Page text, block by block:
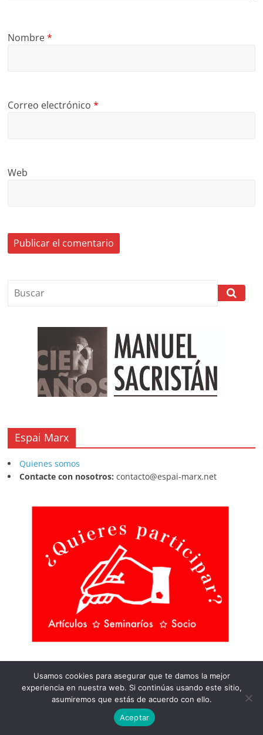
Nombre*
Correo electrónico*
Web
Espai Marx
Quienes somos
Contacte con nosotros: contacto@espai-marx.net
Suscríbete a nuestra gaceta electrónica
(semanal y gratuita)
Usamos cookies para asegurar que te damos la mejor
experiencia en nuestra web. Si continúas usando este sitio,
asumiremos que estás de acuerdo con ello.
Aceptar